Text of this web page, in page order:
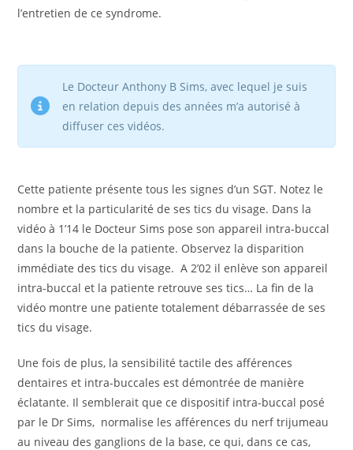
l’entretien de ce syndrome.
Le Docteur Anthony B Sims, avec lequel je suis
en relation depuis des années m’a autorisé à
diffuser ces vidéos.
Cette patiente présente tous les signes d’un SGT. Notez le
nombre et la particularité de ses tics du visage. Dans la
vidéo à 1’14 le Docteur Sims pose son appareil intra-buccal
dans la bouche de la patiente. Observez la disparition
immédiate des tics du visage. A 2’02 il enlève son appareil
intra-buccal et la patiente retrouve ses tics… La fin de la
vidéo montre une patiente totalement débarrassée de ses
tics du visage.
Une fois de plus, la sensibilité tactile des afférences
dentaires et intra-buccales est démontrée de manière
éclatante. Il semblerait que ce dispositif intra-buccal posé
par le Dr Sims, normalise les afférences du nerf trijumeau
au niveau des ganglions de la base, ce qui, dans ce cas,